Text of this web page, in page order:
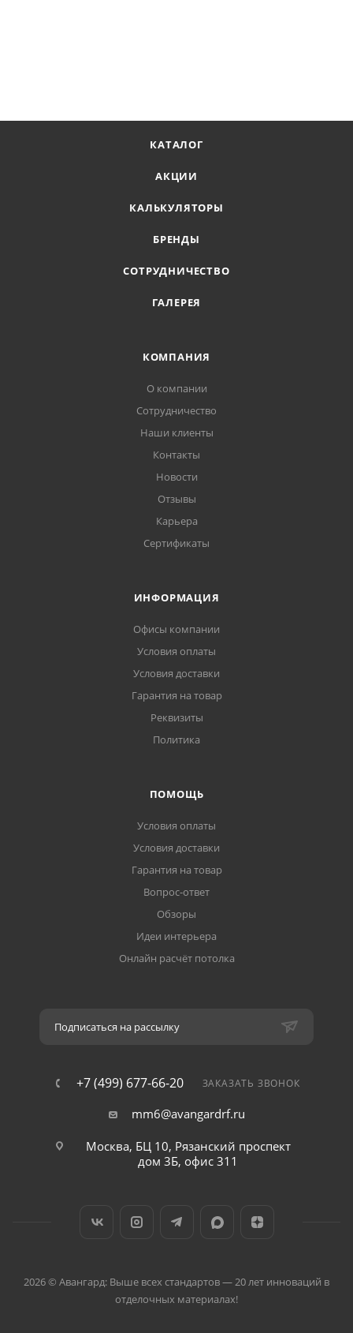
КАТАЛОГ
АКЦИИ
КАЛЬКУЛЯТОРЫ
БРЕНДЫ
СОТРУДНИЧЕСТВО
ГАЛЕРЕЯ
КОМПАНИЯ
О компании
Сотрудничество
Наши клиенты
Контакты
Новости
Отзывы
Карьера
Сертификаты
ИНФОРМАЦИЯ
Офисы компании
Условия оплаты
Условия доставки
Гарантия на товар
Реквизиты
Политика
ПОМОЩЬ
Условия оплаты
Условия доставки
Гарантия на товар
Вопрос-ответ
Обзоры
Идеи интерьера
Онлайн расчёт потолка
Подписаться на рассылку
+7 (499) 677-66-20 ЗАКАЗАТЬ ЗВОНОК
mm6@avangardrf.ru
Москва, БЦ 10, Рязанский проспект
дом 3Б, офис 311
2026 © Авангард: Выше всех стандартов — 20 лет инноваций в
отделочных материалах!